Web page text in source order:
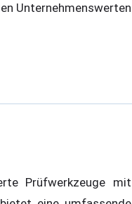
Unternehmenswerten
Prüfwerkzeuge mit